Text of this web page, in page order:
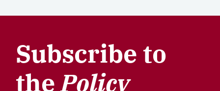
Subscribe to
thePolicy